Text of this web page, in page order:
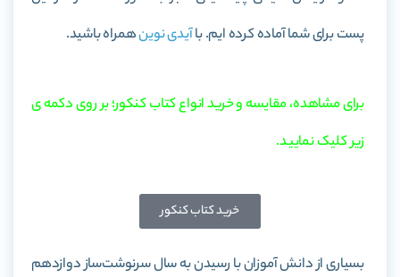
پست برای شما آماده کرده ایم. باآیدی نوینهمراه باشید.
برای مشاهده، مقایسه و خرید انواع کتاب کنکور؛ بر روی دکمه ی
زیر کلیک نمایید.
خرید کتاب کنکور
بسیاری از دانش آموزان با رسیدن به سال سرنوشت‌ساز دوازدهم